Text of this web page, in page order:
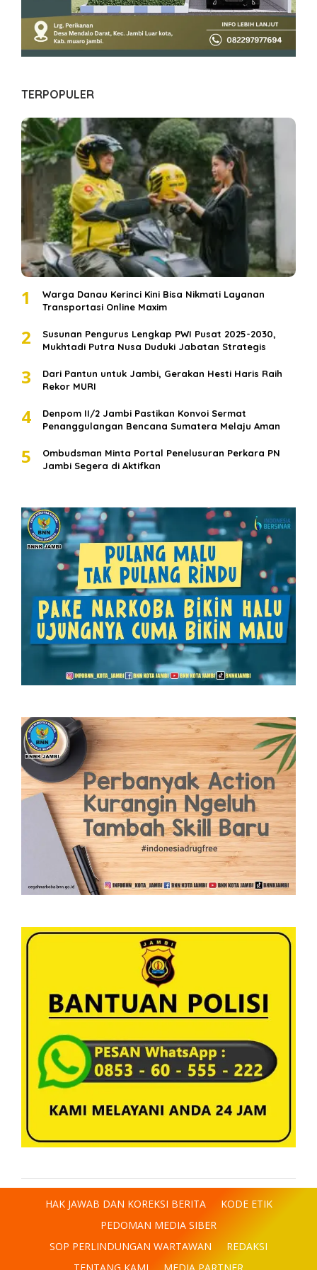
TERPOPULER
1
Warga Danau Kerinci Kini Bisa Nikmati Layanan
Transportasi Online Maxim
2
Susunan Pengurus Lengkap PWI Pusat 2025-2030,
Mukhtadi Putra Nusa Duduki Jabatan Strategis
3
Dari Pantun untuk Jambi, Gerakan Hesti Haris Raih
Rekor MURI
4
Denpom II/2 Jambi Pastikan Konvoi Sermat
Penanggulangan Bencana Sumatera Melaju Aman
5
Ombudsman Minta Portal Penelusuran Perkara PN
Jambi Segera di Aktifkan
HAK JAWAB DAN KOREKSI BERITA
KODE ETIK
PEDOMAN MEDIA SIBER
SOP PERLINDUNGAN WARTAWAN
REDAKSI